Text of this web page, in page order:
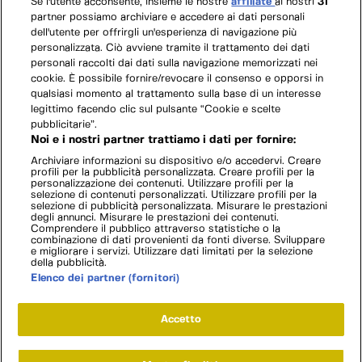
partner possiamo archiviare e accedere ai dati personali
dell'utente per offrirgli un'esperienza di navigazione più
personalizzata. Ciò avviene tramite il trattamento dei dati
personali raccolti dai dati sulla navigazione memorizzati nei
cookie. È possibile fornire/revocare il consenso e opporsi in
qualsiasi momento al trattamento sulla base di un interesse
legittimo facendo clic sul pulsante “Cookie e scelte
pubblicitarie”.
Noi e i nostri partner trattiamo i dati per fornire:
Archiviare informazioni su dispositivo e/o accedervi. Creare
profili per la pubblicità personalizzata. Creare profili per la
personalizzazione dei contenuti. Utilizzare profili per la
selezione di contenuti personalizzati. Utilizzare profili per la
selezione di pubblicità personalizzata. Misurare le prestazioni
degli annunci. Misurare le prestazioni dei contenuti.
Comprendere il pubblico attraverso statistiche o la
combinazione di dati provenienti da fonti diverse. Sviluppare
e migliorare i servizi. Utilizzare dati limitati per la selezione
della pubblicità.
Elenco dei partner (fornitori)
Accetto